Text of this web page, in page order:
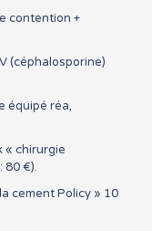
contention +
(céphalosporine)
équipé réa,
« chirurgie
80 €).
cement Policy » 10